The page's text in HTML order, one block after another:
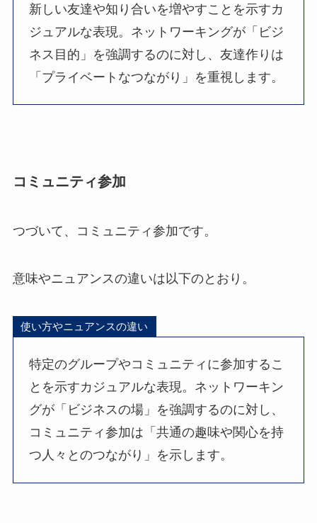
新しい友達や知り合いを増やすことを示すカ
ジュアルな表現。ネットワーキングが「ビジ
ネス目的」を強調するのに対し、友達作りは
「プライベートなつながり」を重視します。
コミュニティ参加
つづいて、コミュニティ参加です。
意味やニュアンスの違いは以下のとおり。
使い方やニュアンスの違い
特定のグループやコミュニティに参加するこ
とを示すカジュアルな表現。ネットワーキン
グが「ビジネスの場」を強調するのに対し、
コミュニティ参加は「共通の趣味や関心を持
つ人々とのつながり」を示します。